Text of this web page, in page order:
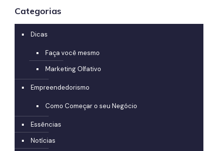
Categorias
Dicas
Faça você mesmo
Marketing Olfativo
Empreendedorismo
Como Começar o seu Negócio
Essências
Notícias